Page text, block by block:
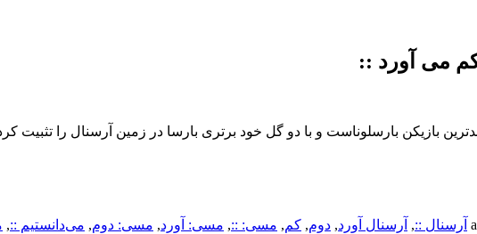
می آورد ::
بازیکن بارسلوناست و با دو گل خود برتری بارسا در زمین آرسنال را تثبیت
آرسنال ::, آرسنال آورد, دوم, کم, مسی: ::, مسی: آورد, مسی: دوم, می‌دانستیم ::,